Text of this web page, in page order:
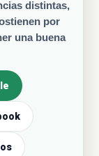
distintas,
por
una buena